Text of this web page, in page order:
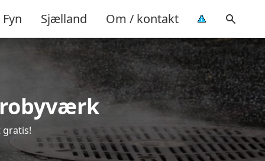
Fyn Sjælland Om / kontakt